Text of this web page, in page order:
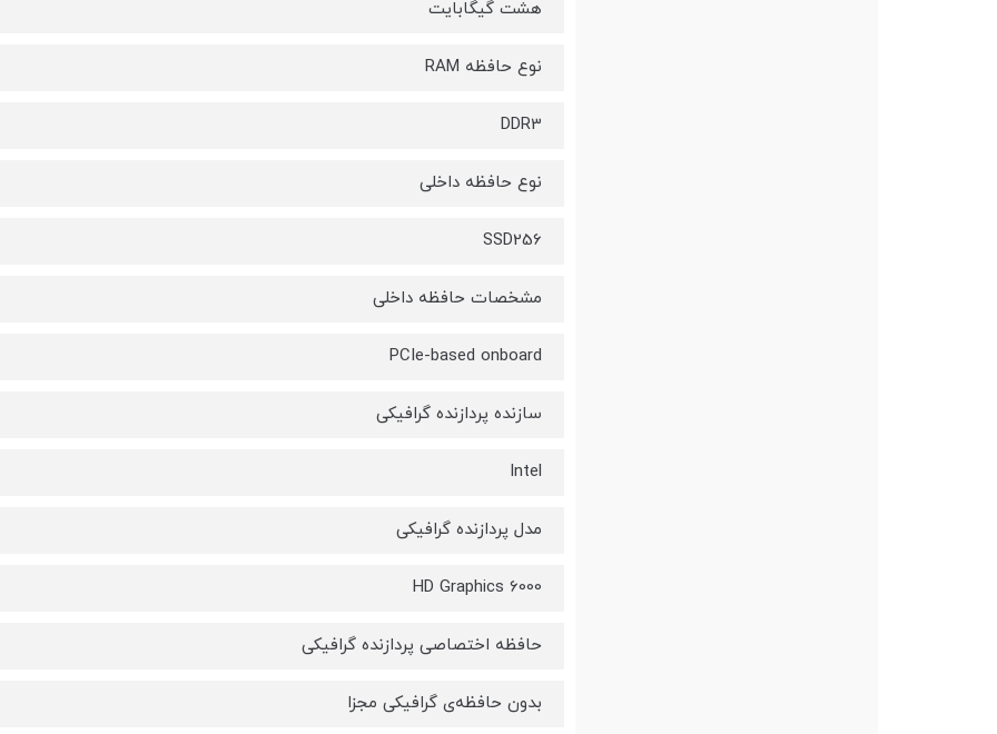
هشت گیگابایت
نوع حافظه RAM
DDR3
نوع حافظه داخلی
SSD256
مشخصات حافظه داخلی
PCIe-based onboard
سازنده پردازنده گرافیکی
Intel
مدل پردازنده گرافیکی
HD Graphics 6000
حافظه اختصاصی پردازنده گرافیکی
بدون حافظه‌ی گرافیکی مجزا